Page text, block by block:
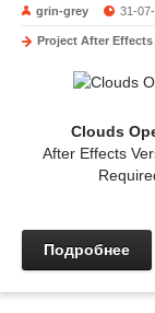
grin-grey 31-
Project After Effects
Clouds
After Effects
Подробнее